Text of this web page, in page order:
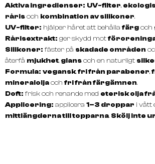
Aktiva ingredienser: UV-filter,
rårisoch kombination av silikoner.
UV-filter: hjälper håret att behålla färgoch
Rårisextrakt: ger skydd mot
Silikoner: fäster på skadade områden
återfå mjukhet, glansoch en naturligt
Formula: vegansk,fri från parabener,
mineraloljaoch fri från färgämnen.
Doft: frisk och renande med eterisk olja
Applicering: applicera 1–3 droppar i vått
mittlängderna till topparna. Skölj inte